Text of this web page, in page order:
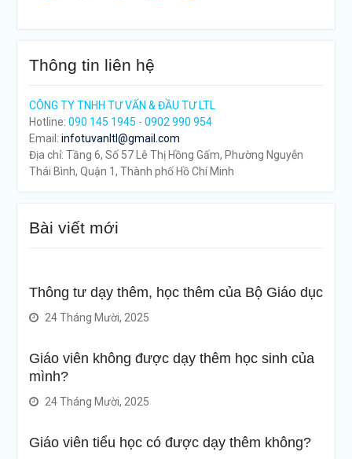
Thông tin liên hệ
CÔNG TY TNHH TƯ VẤN & ĐẦU TƯ LTL
Hotline: 090 145 1945 - 0902 990 954
Email: infotuvanltl@gmail.com
Địa chỉ: Tầng 6, Số 57 Lê Thị Hồng Gấm, Phường Nguyễn
Thái Bình, Quận 1, Thành phố Hồ Chí Minh
Bài viết mới
Thông tư dạy thêm, học thêm của Bộ Giáo dục
24 Tháng Mười, 2025
Giáo viên không được dạy thêm học sinh của
mình?
24 Tháng Mười, 2025
Giáo viên tiểu học có được dạy thêm không?